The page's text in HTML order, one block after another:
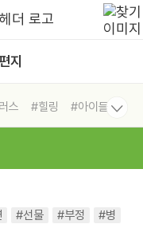
지
스 #힐링
#아이들
#선물 #부정
#병